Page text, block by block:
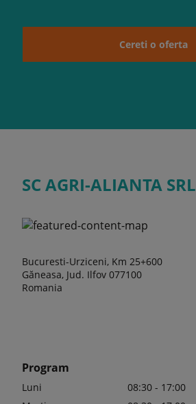
Cereti o oferta
SC AGRI-ALIANTA SRL
Bucuresti-Urziceni, Km 25+600
Găneasa, Jud. Ilfov 077100
Romania
Program
Luni
08:30 - 17:00